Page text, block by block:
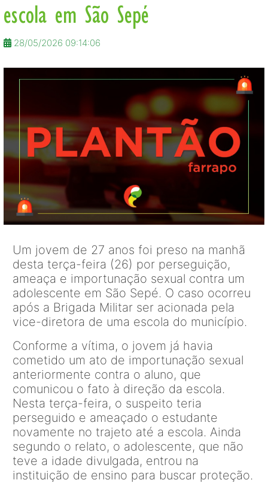
escola em São Sepé
28/05/2026 09:14:06
Um jovem de 27 anos foi preso na manhã
desta terça-feira (26) por perseguição,
ameaça e importunação sexual contra um
adolescente em São Sepé. O caso ocorreu
após a Brigada Militar ser acionada pela
vice-diretora de uma escola do município.
Conforme a vítima, o jovem já havia
cometido um ato de importunação sexual
anteriormente contra o aluno, que
comunicou o fato à direção da escola.
Nesta terça-feira, o suspeito teria
perseguido e ameaçado o estudante
novamente no trajeto até a escola. Ainda
segundo o relato, o adolescente, que não
teve a idade divulgada, entrou na
instituição de ensino para buscar proteção.